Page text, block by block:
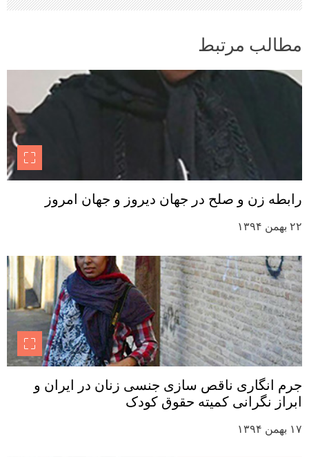
مطالب مرتبط
رابطه زن و صلح در جهان دیروز و جهان امروز
۲۲ بهمن ۱۳۹۴
جرم انگاری ناقص سازی جنسی زنان در ایران و
ابراز نگرانی کمیته حقوق کودک
۱۷ بهمن ۱۳۹۴